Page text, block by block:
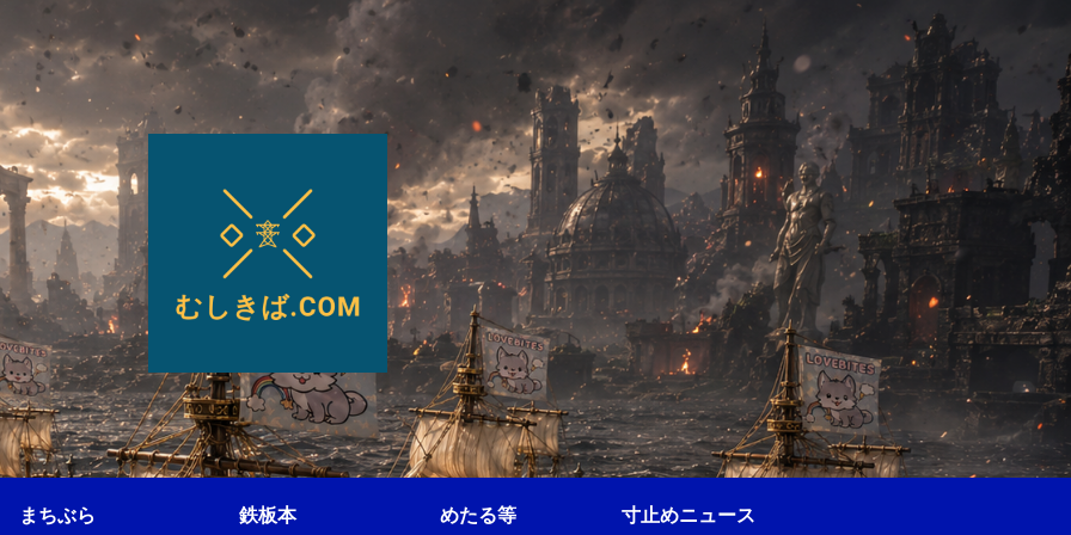
まちぶら 鉄板本 めたる等 寸止めニュース